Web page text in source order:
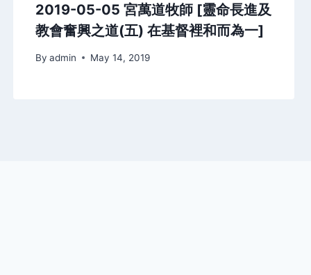
2019-05-05 宮萬道牧師 [靈命長進及
教會奮興之道(五) 在基督裡和而為一]
By admin May 14, 2019